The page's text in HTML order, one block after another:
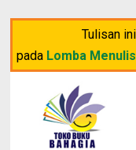
Tulisan
pada Lomba